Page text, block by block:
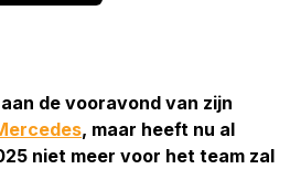
de vooravond van zijn
, maar heeft nu al
niet meer voor het team zal